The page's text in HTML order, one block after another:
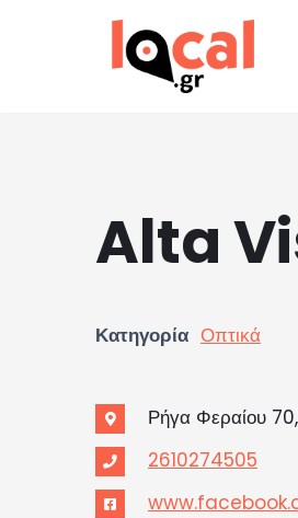
Μεταπηδήστε
Alta
Κατηγορία Οπτικά
Ρήγα Φεραίου
2610274505